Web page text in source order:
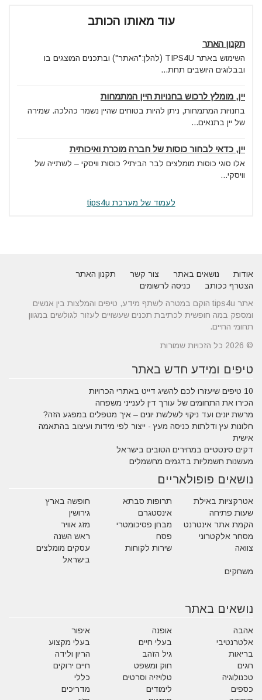
עוד מאותו הכותב
תקנון האתר
השימוש באתר TIPS4U (להלן:"האתר") ובתכנים המוצגים בו
ובבלוגים היושבים תחת...
יין, מומלץ לרכוש בחנויות היין המתמחות
בחנויות המתמחות, ניתן להיות בטוחים שהיין נשמר כהלכה. שמירה
של יין בתנאים...
יין, כדאי לבחור כוסות של חברה מוכרת ואיכותית
אלו סוגי כוסות מומלצים לבר הביתי? כוסות וויסקי – לשתייה של
וויסקי...
לעמוד של מערכת tips4u
אודות נושאים באתר צור קשר
תקנון האתר
הצטרף ככותב
כניסה לרשומים
אתר tips4u הוקם במטרה לשתף מידע, טיפים והמלצות בין אנשים
ומספק במה חופשית לכתיבת תכנים שעשויים לעזור לגולשים במגוון
תחומי החיים.
© 2026 כל הזכויות שמורות
טיפים ומידע חדש באתר
10 טיפים שיעזרו לכם להשיג דייט באתרי הכרויות
הכירו את התחומים של עורך דין לענייני משפחה
מרשת יונים ועד ניקוי לשלשת יונים – איך מטפלים במפגע הזה?
חלונות עץ ודלתות כניסה מעץ - ייצור לפי מידות ועיצוב בהתאמה
אישית
דקים סינטטיים במחירים הטובים בישראל
מעשנות חשמליות בדגמים מחשמלים
נושאים פופולאריים
אטרקציות באילת תרופות סבתא
חופשה בארץ
שעות פתיחה
אינסטגרם
גירושין
הקמת אתר אינטרנט
מבחן פסיכומטרי
מזג אוויר
מסחר אלקטרוני
פסח
ראש השנה
צוואה
שירות לקוחות
עסקים מומלצים
בישראל
משחקים
נושאים באתר
אהבה אופנה
איפור
אלטרנטיבי
בעלי חיים
בעלי מקצוע
בריאות
גיל הזהב
הריון ולידה
חגים
חוק ומשפט
חיים ירוקים
טכנולוגיה
טלויזיה וסרטים
כללי
כספים
לימודים
מדריכים